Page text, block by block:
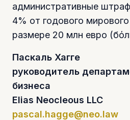
административные
4% от годового
размере 20 млн евро
Паскаль Хагге
руководитель
бизнеса
Elias Neocleous LLC
pascal.hagge@neo.law